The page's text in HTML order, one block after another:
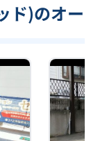
ド)のオー